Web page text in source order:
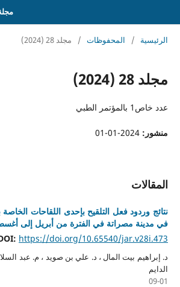
الرئيسية / المحفوظات / مجلد 28 (2024)
مجلد 28 (2024)
عدد خاص1 بالمؤتمر الطبي
منشور: 2024-01-01
المقالات
في مدينة مصراتة في الفترة من أبريل إلى أغسطس
https://doi.org/10.65540/jar.v28i.473
د. إبراهيم بيت المال ، د. علي بن صويد ، م. عبد
الدايم
09-01